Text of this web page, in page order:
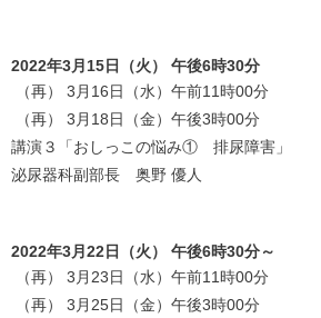
2022年3月15日（火） 午後6時30分
（再） 3月16日（水）午前11時00分
（再） 3月18日（金）午後3時00分
講演３「おしっこの悩み① 排尿障害」
泌尿器科副部長 奥野 優人
2022年3月22日（火） 午後6時30分～
（再） 3月23日（水）午前11時00分
（再） 3月25日（金）午後3時00分